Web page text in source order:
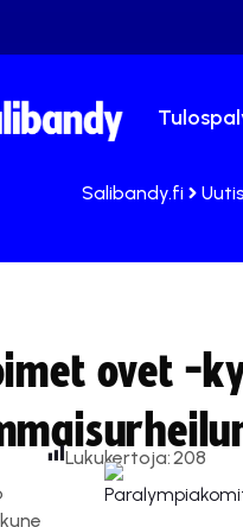
Salibandy.fi
ovet -
Lukukertoja:208